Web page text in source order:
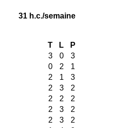
31 h.c./semaine
T L
P
3 0
3
0 2
1
2 1
3
2 3
2
2 2
2
2 3
2
2 3
2